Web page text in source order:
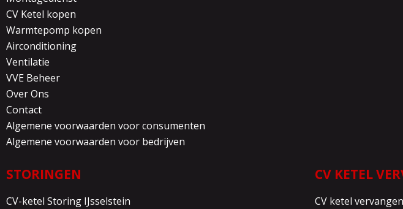
CV Ketel kopen
Warmtepomp kopen
Airconditioning
Ventilatie
VVE Beheer
Over Ons
Contact
Algemene voorwaarden voor consumenten
Algemene voorwaarden voor bedrijven
STORINGEN
CV-ketel Storing IJsselstein
CV KETEL
CV ketel